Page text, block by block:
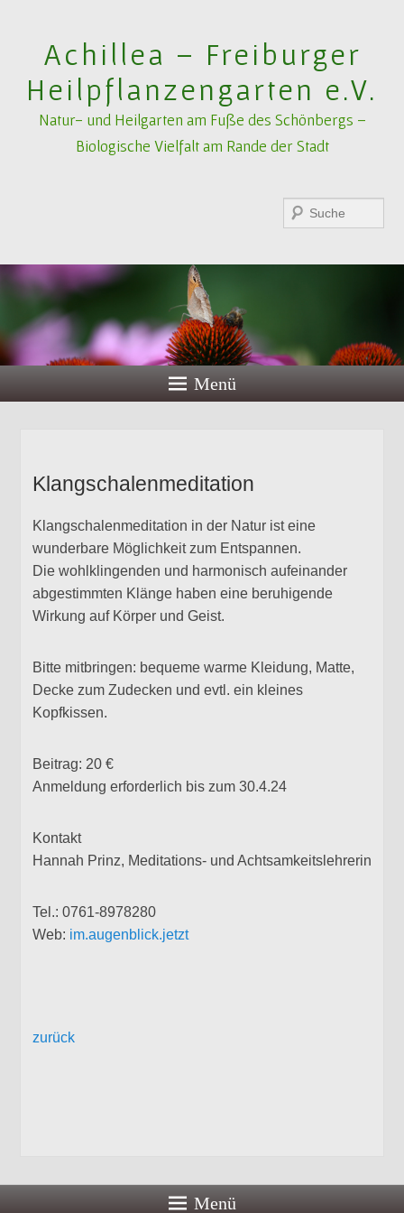
Achillea – Freiburger
Heilpflanzengarten e.V.
Natur- und Heilgarten am Fuße des Schönbergs –
Biologische Vielfalt am Rande der Stadt
Menü
Klangschalenmeditation
Klangschalenmeditation in der Natur ist eine
wunderbare Möglichkeit zum Entspannen.
Die wohlklingenden und harmonisch aufeinander
abgestimmten Klänge haben eine beruhigende
Wirkung auf Körper und Geist.
Bitte mitbringen: bequeme warme Kleidung, Matte,
Decke zum Zudecken und evtl. ein kleines
Kopfkissen.
Beitrag: 20 €
Anmeldung erforderlich bis zum 30.4.24
Kontakt
Hannah Prinz, Meditations- und Achtsamkeitslehrerin
Tel.: 0761-8978280
Web: im.augenblick.jetzt
zurück
Menü